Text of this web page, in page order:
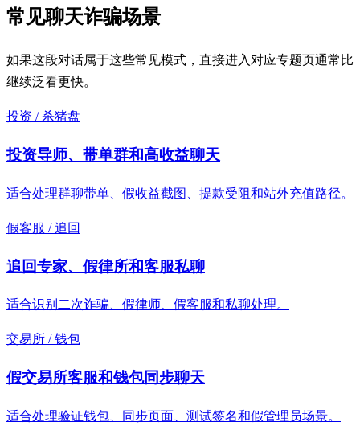
常见聊天诈骗场景
如果这段对话属于这些常见模式，直接进入对应专题页通常比
继续泛看更快。
投资 / 杀猪盘
投资导师、带单群和高收益聊天
适合处理群聊带单、假收益截图、提款受阻和站外充值路径。
假客服 / 追回
追回专家、假律所和客服私聊
适合识别二次诈骗、假律师、假客服和私聊处理。
交易所 / 钱包
假交易所客服和钱包同步聊天
适合处理验证钱包、同步页面、测试签名和假管理员场景。